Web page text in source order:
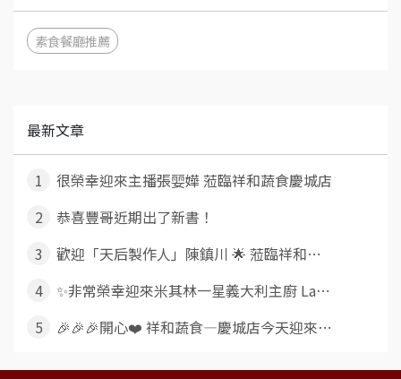
素食餐廳推薦
最新文章
1
很榮幸迎來主播張婯嬅 蒞臨祥和蔬食慶城店
2
恭喜豐哥近期出了新書！
3
歡迎「天后製作人」陳鎮川 🌟 蒞臨祥和⋯
4
✨非常榮幸迎來米其林一星義大利主廚 La⋯
5
🎉🎉🎉開心❤️ 祥和蔬食—慶城店今天迎來⋯